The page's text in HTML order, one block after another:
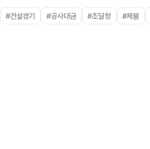
#건설경기 #공사대금 #조달청 #체불